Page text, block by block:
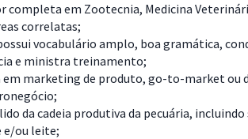
completa em Zootecnia, Medicina
correlatas;
vocabulário amplo, boa gramática,
e ministra treinamento;
em marketing de produto, go-to-market ou
da cadeia produtiva da pecuária, incluindo
e/ou leite;